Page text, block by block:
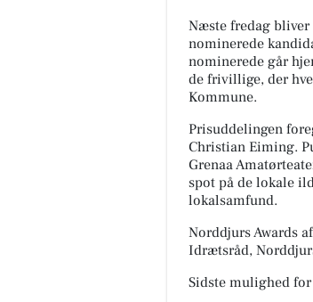
Næste fredag
nominerede
nominerede går
de frivillige, der
Kommune.
Prisuddelingen
Christian Eiming.
Grenaa
spot på de lokale
lokalsamfund.
Norddjurs Awards
Idrætsråd,
Sidste mulighed